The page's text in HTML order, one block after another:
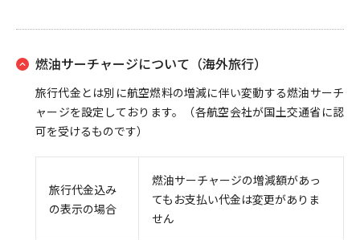
燃油サーチャージについて（海外旅行）
旅行代金とは別に航空燃料の増減に伴い変動する燃油サーチ
ャージを設定しております。（各航空会社が国土交通省に認
可を受けるものです）
旅行代金込み
の表示の場合
燃油サーチャージの増減額があっ
てもお支払い代金は変更がありま
せん